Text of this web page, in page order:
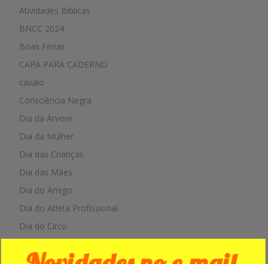
Atividades Biblicas
BNCC 2024
Boas Férias
CAPA PARA CADERNO
cavalo
Consciência Negra
Dia da Árvore
Dia da Mulher
Dia das Crianças
Dia das Mães
Dia do Amigo
Dia do Atleta Profissional
Dia do Circo